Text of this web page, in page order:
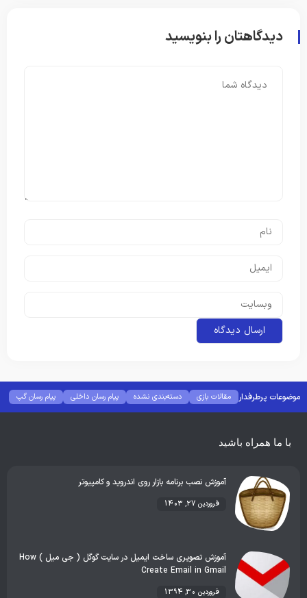
دیدگاهتان را بنویسید
موضوعات پرطرفدار مقالات بازی دسته‌بندی نشده پیام رسان داخلی
پیام رسان گپ
بهترین گجت ها
هوش مصنوعی رفع خطا و ارور
با ما همراه باشید
آموزش نصب برنامه بازار روی اندروید و کامپیوتر
فروردین 27, 1403
آموزش تصویری ساخت ایمیل در سایت گوگل ( جی میل ) How
Create Email in Gmail
فروردین 30, 1394